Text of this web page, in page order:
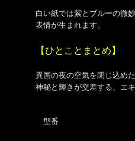
白い紙では紫とブルーの微
表情が生まれます。
【ひとことまとめ】
異国の夜の空気を閉じ込め
神秘と輝きが交差する、エ
型番